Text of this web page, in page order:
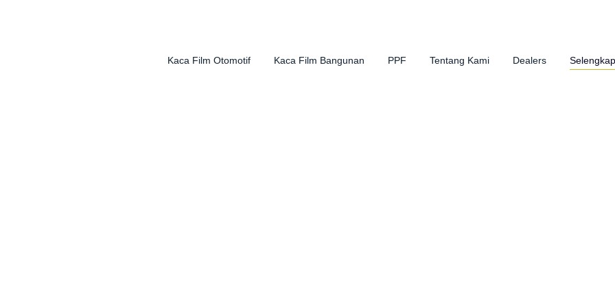
Kaca Film Otomotif Kaca Film Bangunan PPF Tentang Kami Dealers